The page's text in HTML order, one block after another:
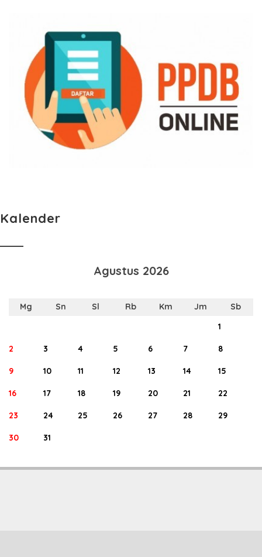
Kalender
Agustus 2026
Mg Sn Sl Rb Km Jm
Sb
1
2 3 4 5 6 7 8
9 10 11 12 13 14 15
16 17 18 19 20 21 22
23 24 25 26 27 28 29
30 31